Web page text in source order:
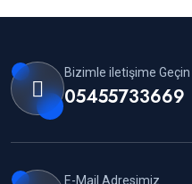
Bizimle iletişime Geçin
05455733669
E-Mail Adresimiz